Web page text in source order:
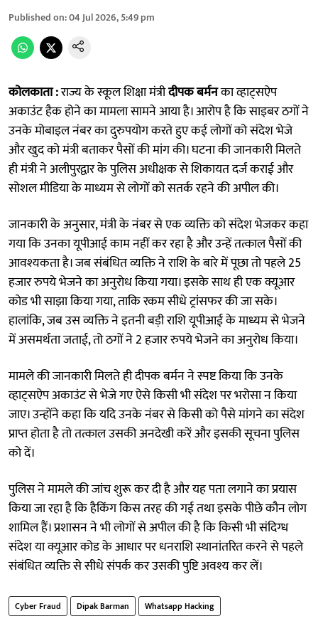
Published on:04 Jul 2026, 5:49 pm
कोलकाता :राज्य के स्कूल शिक्षा मंत्रीदीपक बर्मनका व्हाट्सऐप
अकाउंट हैक होने का मामला सामने आया है। आरोप है कि साइबर ठगों ने
उनके मोबाइल नंबर का दुरुपयोग करते हुए कई लोगों को संदेश भेजे
और खुद को मंत्री बताकर पैसों की मांग की। घटना की जानकारी मिलते
ही मंत्री ने अलीपुरद्वार के पुलिस अधीक्षक से शिकायत दर्ज कराई और
सोशल मीडिया के माध्यम से लोगों को सतर्क रहने की अपील की।
जानकारी के अनुसार, मंत्री के नंबर से एक व्यक्ति को संदेश भेजकर कहा
गया कि उनका यूपीआई काम नहीं कर रहा है और उन्हें तत्काल पैसों की
आवश्यकता है। जब संबंधित व्यक्ति ने राशि के बारे में पूछा तो पहले 25
हजार रुपये भेजने का अनुरोध किया गया। इसके साथ ही एक क्यूआर
कोड भी साझा किया गया, ताकि रकम सीधे ट्रांसफर की जा सके।
हालांकि, जब उस व्यक्ति ने इतनी बड़ी राशि यूपीआई के माध्यम से भेजने
में असमर्थता जताई, तो ठगों ने 2 हजार रुपये भेजने का अनुरोध किया।
मामले की जानकारी मिलते ही दीपक बर्मन ने स्पष्ट किया कि उनके
व्हाट्सऐप अकाउंट से भेजे गए ऐसे किसी भी संदेश पर भरोसा न किया
जाए। उन्होंने कहा कि यदि उनके नंबर से किसी को पैसे मांगने का संदेश
प्राप्त होता है तो तत्काल उसकी अनदेखी करें और इसकी सूचना पुलिस
को दें।
पुलिस ने मामले की जांच शुरू कर दी है और यह पता लगाने का प्रयास
किया जा रहा है कि हैकिंग किस तरह की गई तथा इसके पीछे कौन लोग
शामिल हैं। प्रशासन ने भी लोगों से अपील की है कि किसी भी संदिग्ध
संदेश या क्यूआर कोड के आधार पर धनराशि स्थानांतरित करने से पहले
संबंधित व्यक्ति से सीधे संपर्क कर उसकी पुष्टि अवश्य कर लें।
Cyber Fraud Dipak Barman Whatsapp Hacking